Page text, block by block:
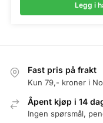
Legg i
Fast pris på frakt
Kun 79,- kroner i
Åpent kjøp i 14
Ingen spørsmål,